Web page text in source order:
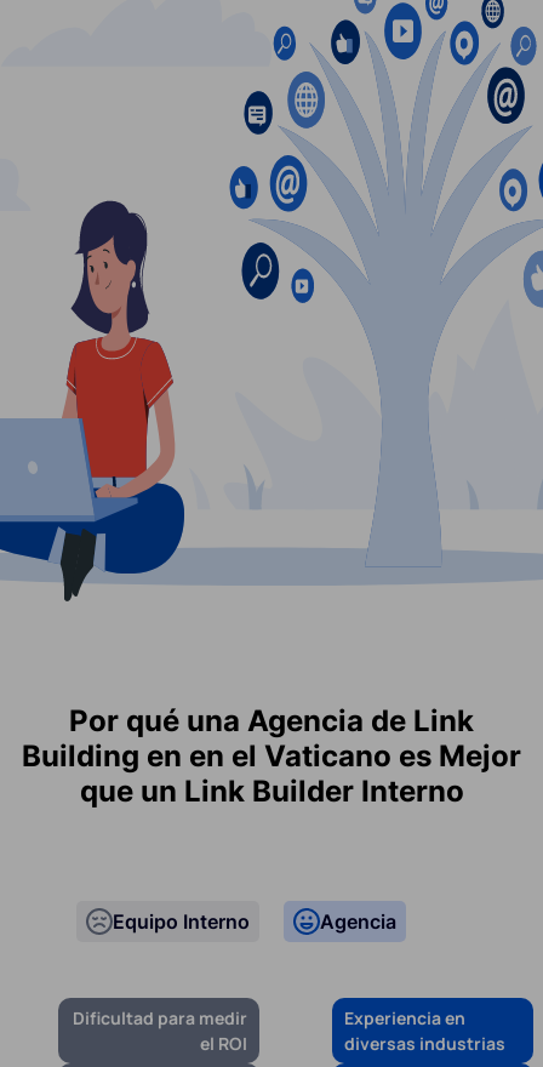
Por qué una Agencia de Link
Building en en el Vaticano es Mejor
que un Link Builder Interno
Equipo Interno
Dificultad para medir
el ROI
Agencia
Experiencia en
diversas industrias